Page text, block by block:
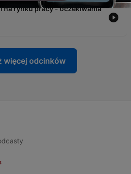
na rynku pracy - oczekiwania
więcej odcinków